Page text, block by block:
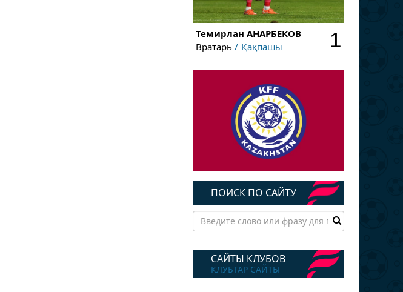
Темирлан АНАРБЕКОВ
Вратарь
Қақпашы 1
ПОИСК ПО САЙТУ
САЙТЫ КЛУБОВ
КЛУБТАР САЙТЫ